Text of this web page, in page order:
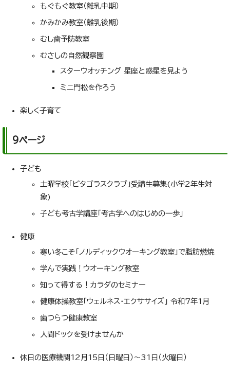
もぐもぐ教室（離乳中期）
かみかみ教室（離乳後期）
むし歯予防教室
むさしの自然観察園
スターウオッチング 星座と惑星を見よう
ミニ門松を作ろう
楽しく子育て
9ページ
子ども
土曜学校「ピタゴラスクラブ」受講生募集(小学2年生対
象)
子ども考古学講座「考古学へのはじめの一歩」
健康
寒い冬こそ「ノルディックウオーキング教室」で脂肪燃焼
学んで実践！ウオーキング教室
知って得する！カラダのセミナー
健康体操教室「ウェルネス・エクササイズ」 令和7年1月
歯つらつ健康教室
人間ドックを受けませんか
休日の医療機関12月15日（日曜日）～31日（火曜日）